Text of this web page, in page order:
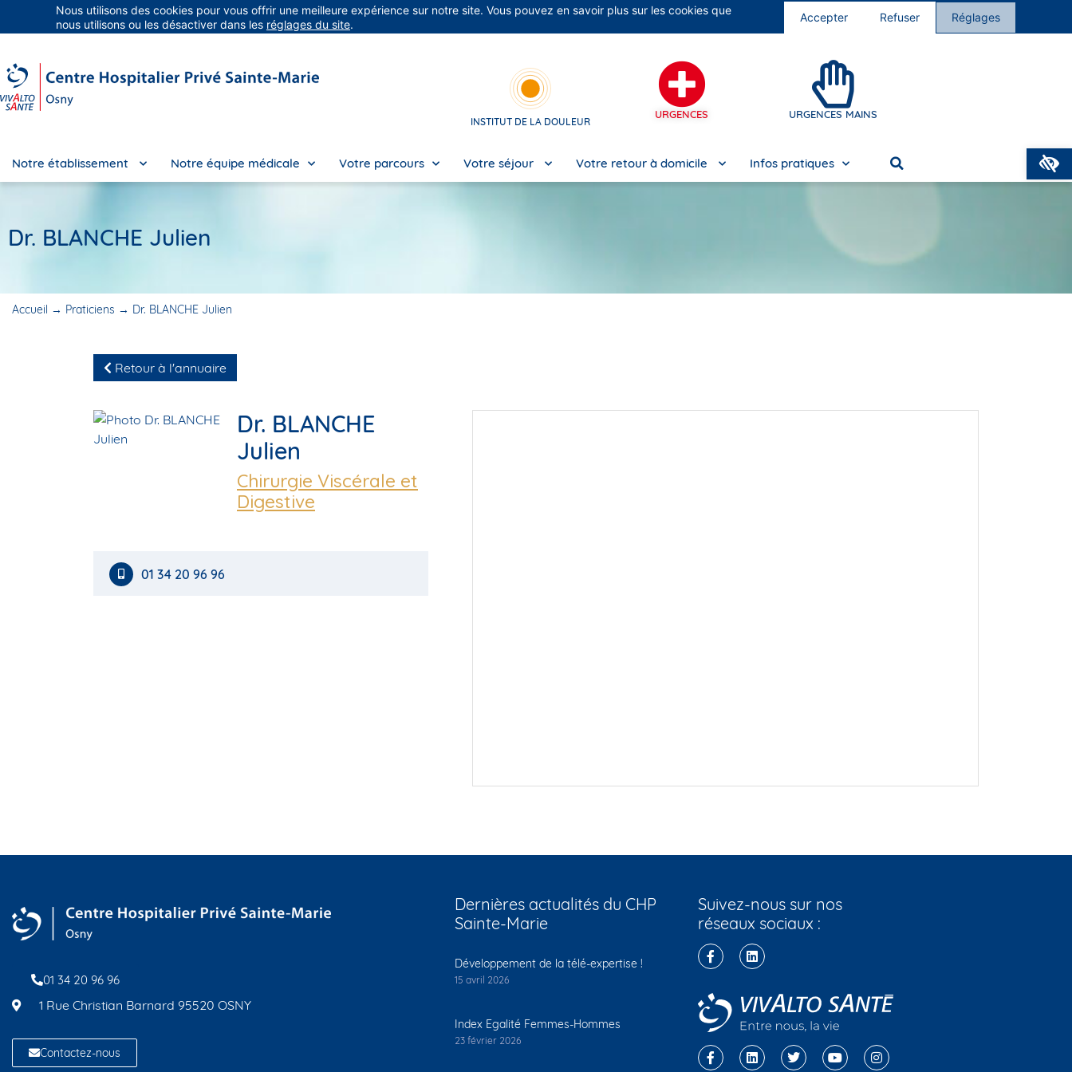
Groupe Vivalto Santé Entre nous, la vie Nos cliniques Nous rejoindre
INSTITUT DE LA DOULEUR
URGENCES URGENCES MAINS
Notre établissement Notre équipe médicale Votre parcours Votre séjour Votre retour à domicile Infos pratiques
Dr. BLANCHE Julien
Accueil → Praticiens → Dr. BLANCHE Julien
Retour à l'annuaire
Dr. BLANCHE
Julien
Chirurgie Viscérale et
Digestive
01 34 20 96 96
01 34 20 96 96
1 Rue Christian Barnard 95520 OSNY
Contactez-nous
Dernières actualités du CHP
Sainte-Marie
Développement de la télé-expertise !
15 avril 2026
Index Egalité Femmes-Hommes
23 février 2026
Suivez-nous sur nos
réseaux sociaux :
Nous utilisons des cookies pour vous offrir une meilleure expérience sur notre site. Vous pouvez en savoir plus sur les cookies que
nous utilisons ou les désactiver dans les réglages du site.
Accepter Refuser Réglages